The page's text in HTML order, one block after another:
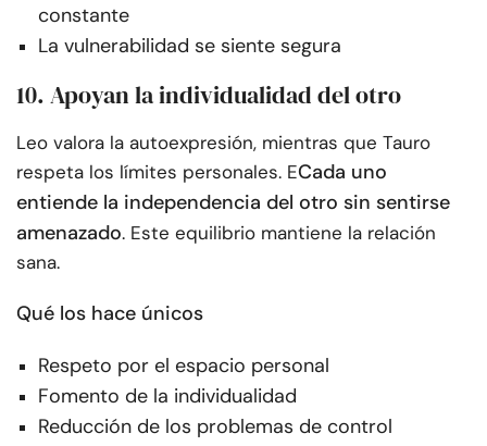
constante
La vulnerabilidad se siente segura
10. Apoyan la individualidad del otro
Leo valora la autoexpresión, mientras que Tauro
respeta los límites personales. ECada uno
entiende la independencia del otro sin sentirse
amenazado. Este equilibrio mantiene la relación
sana.
Qué los hace únicos
Respeto por el espacio personal
Fomento de la individualidad
Reducción de los problemas de control